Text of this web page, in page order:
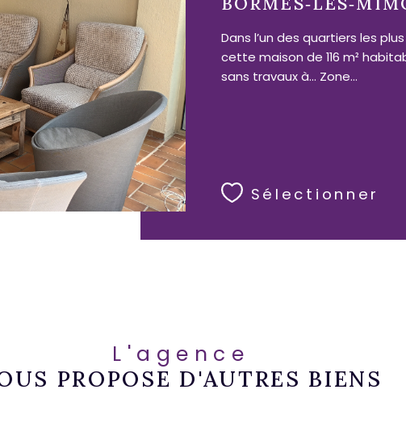
Dans l’un des quartiers les
cette maison de 116 m²
sans travaux à... Zone...
Sélectionner
L'agence
PROPOSE D'AUTRES BIENS